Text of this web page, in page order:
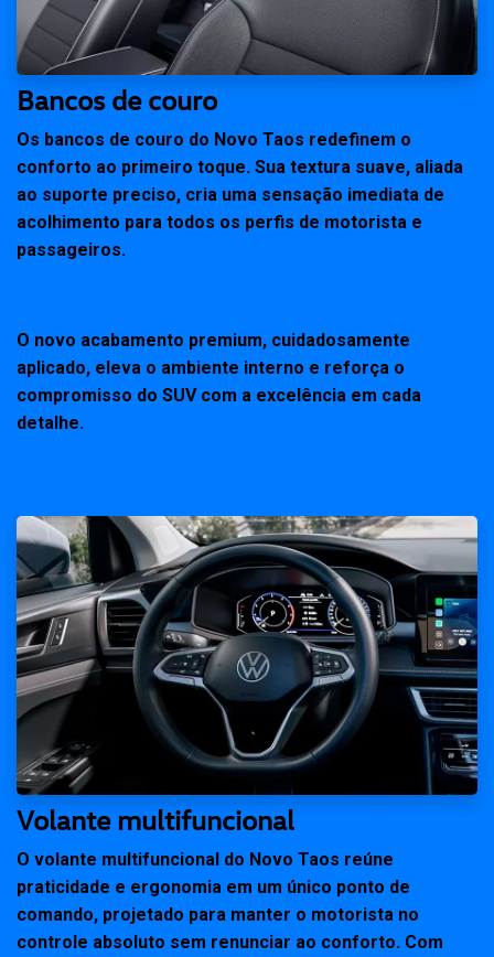
Bancos de couro
Os bancos de couro do Novo Taos redefinem o
conforto ao primeiro toque. Sua textura suave, aliada
ao suporte preciso, cria uma sensação imediata de
acolhimento para todos os perfis de motorista e
passageiros.
O novo acabamento premium, cuidadosamente
aplicado, eleva o ambiente interno e reforça o
compromisso do SUV com a excelência em cada
detalhe.
Volante multifuncional
O volante multifuncional do Novo Taos reúne
praticidade e ergonomia em um único ponto de
comando, projetado para manter o motorista no
controle absoluto sem renunciar ao conforto. Com